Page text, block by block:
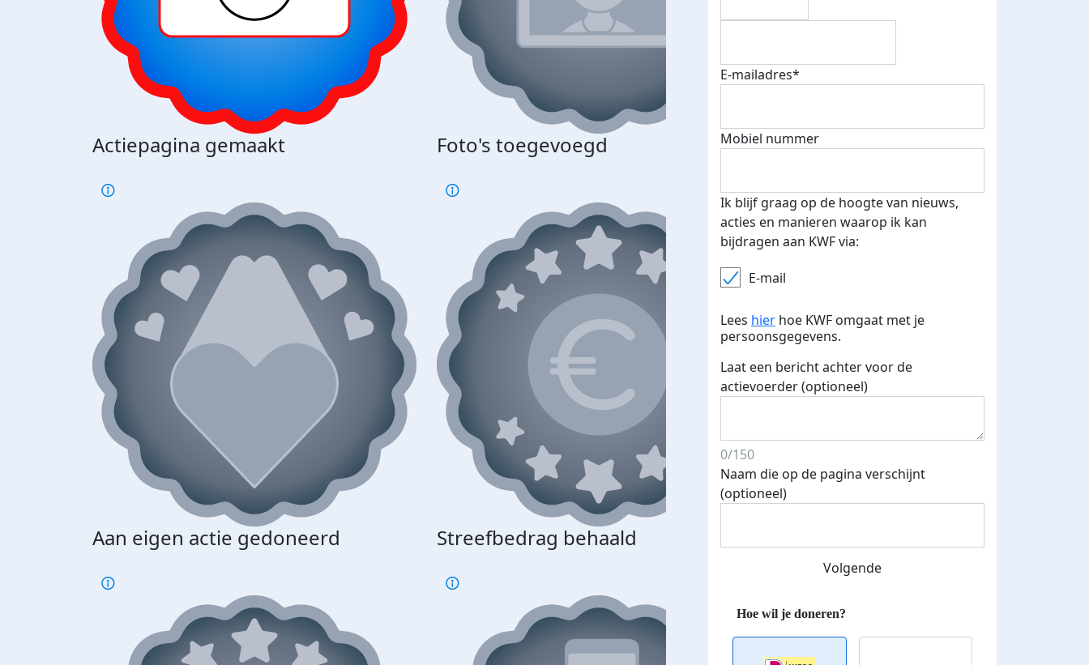
Actiepagina gemaakt Foto's toegevoegd E-mails verstuurd
Aan eigen actie gedoneerd Streefbedrag behaald
€500 euro opgehaald: t-shirt
E-mailadres*
Mobiel nummer
Ik blijf graag op de hoogte van nieuws,
acties en manieren waarop ik kan
bijdragen aan KWF via:
E-mail
Lees hier hoe KWF omgaat met je
persoonsgegevens.
Laat een bericht achter voor de
actievoerder (optioneel)
0/150
Naam die op de pagina verschijnt
(optioneel)
Volgende